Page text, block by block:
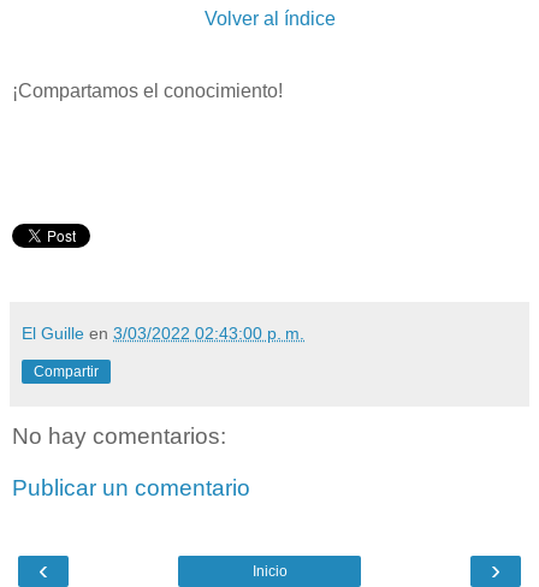
Volver al índice
¡Compartamos el conocimiento!
El Guille en 3/03/2022 02:43:00 p. m.
Compartir
No hay comentarios:
Publicar un comentario
‹ ›
Inicio